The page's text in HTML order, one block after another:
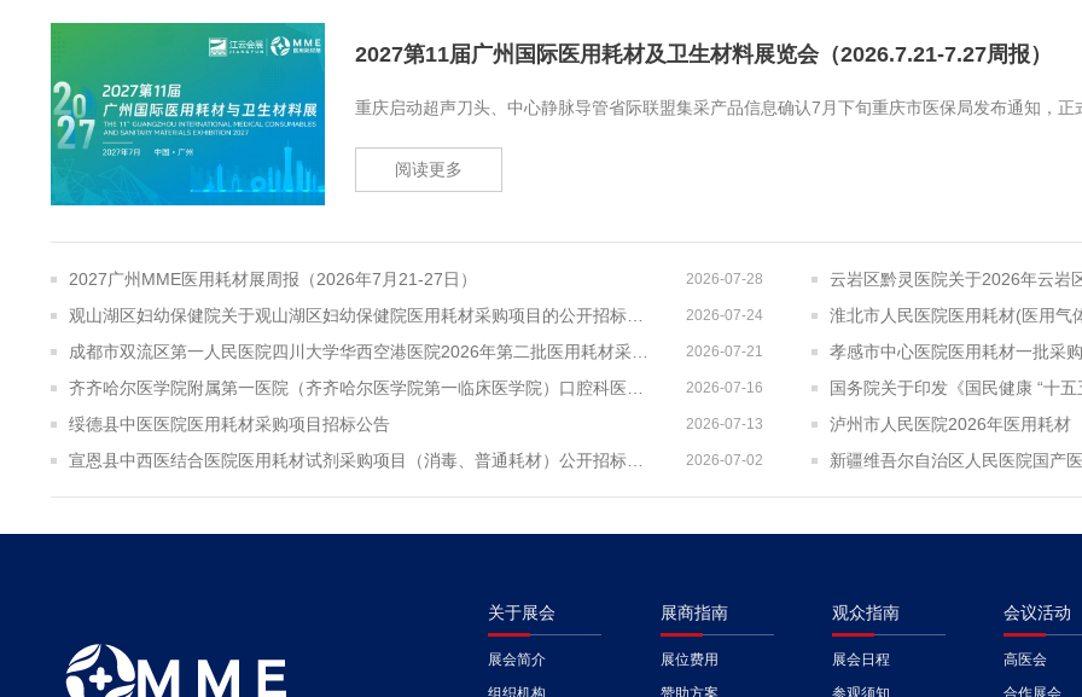
2027第11届广州国际医用耗材及卫生材料展览会（2026.7.21-7.27周报）
重庆启动超声刀头、中心静脉导管省际联盟集采产品信息确认7月下旬重庆市医保局发布通知，正
阅读更多
2026-07-28
2027广州MME医用耗材展周报（2026年7月21-27日）
2026-07-24 淮北市人民医院医用耗材(医用气
2026-07-21 孝感市中心医院医用耗材一批采
2026-07-16 国务院关于印发《国民健康 “十五
2026-07-13
绥德县中医医院医用耗材采购项目招标公告 泸州市人民医院2026年医用耗材
2026-07-02
关于展会
展会简介
组织机构
展商指南
展位费用
赞助方案
观众指南
展会日程
参观须知
会议活动
高医会
合作展会